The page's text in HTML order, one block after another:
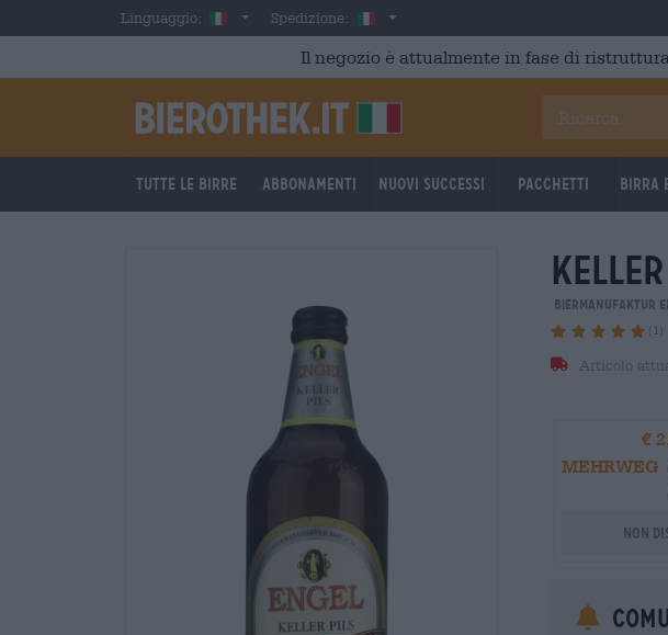
Skip to main contentLinguaggio: ItalianSpedizione: Italia
Il negozio è attualmente in fase di
Tutte le birre Abbonamenti Nuovi successi Pacchetti Birra
Biermanufaktur
(1)
Articolo
€
MEHRWEG
Non